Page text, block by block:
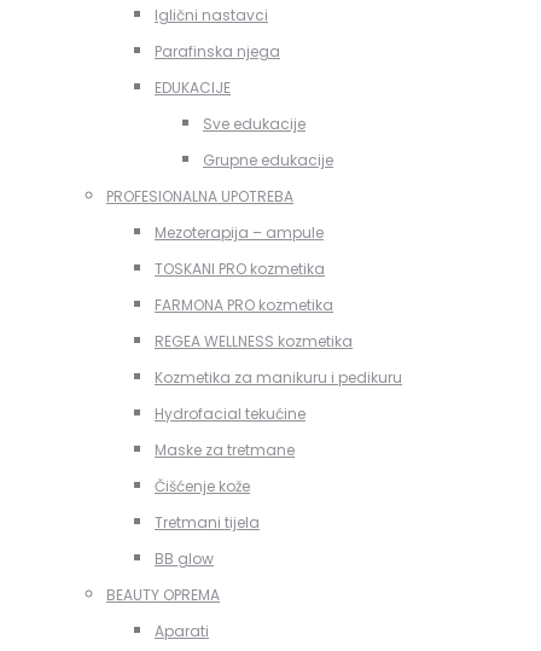
Iglični nastavci
Parafinska njega
EDUKACIJE
Sve edukacije
Grupne edukacije
PROFESIONALNA UPOTREBA
Mezoterapija – ampule
TOSKANI PRO kozmetika
FARMONA PRO kozmetika
REGEA WELLNESS kozmetika
Kozmetika za manikuru i pedikuru
Hydrofacial tekućine
Maske za tretmane
Čišćenje kože
Tretmani tijela
BB glow
BEAUTY OPREMA
Aparati